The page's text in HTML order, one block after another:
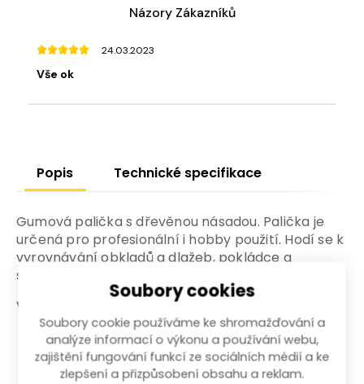
Názory Zákazníků
24.03.2023
Vše ok
Popis Technické specifikace
Gumová palička s dřevěnou násadou. Palička je
určená pro profesionální i hobby použití. Hodí se k
vyrovnávání obkladů a dlažeb, pokládce a
spojování zámkových mechanizmů apod.
Výhody a charakteristické znaky
Dřevěná rukojeť
K vyrovnávání obkladů a dlažeb
Soubory cookies
Soubory cookie používáme ke shromažďování a
analýze informací o výkonu a používání webu,
zajištění fungování funkcí ze sociálních médií a ke
zlepšení a přizpůsobení obsahu a reklam.